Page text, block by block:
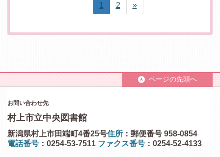
1 2 »
ページの先頭へ
お問い合わせ先
村上市立中央図書館
住所 ：郵便番号 958-0854
新潟県村上市田端町4番25号
電話番号 ：0254-53-7511 ファクス番号 ：0254-52-4133